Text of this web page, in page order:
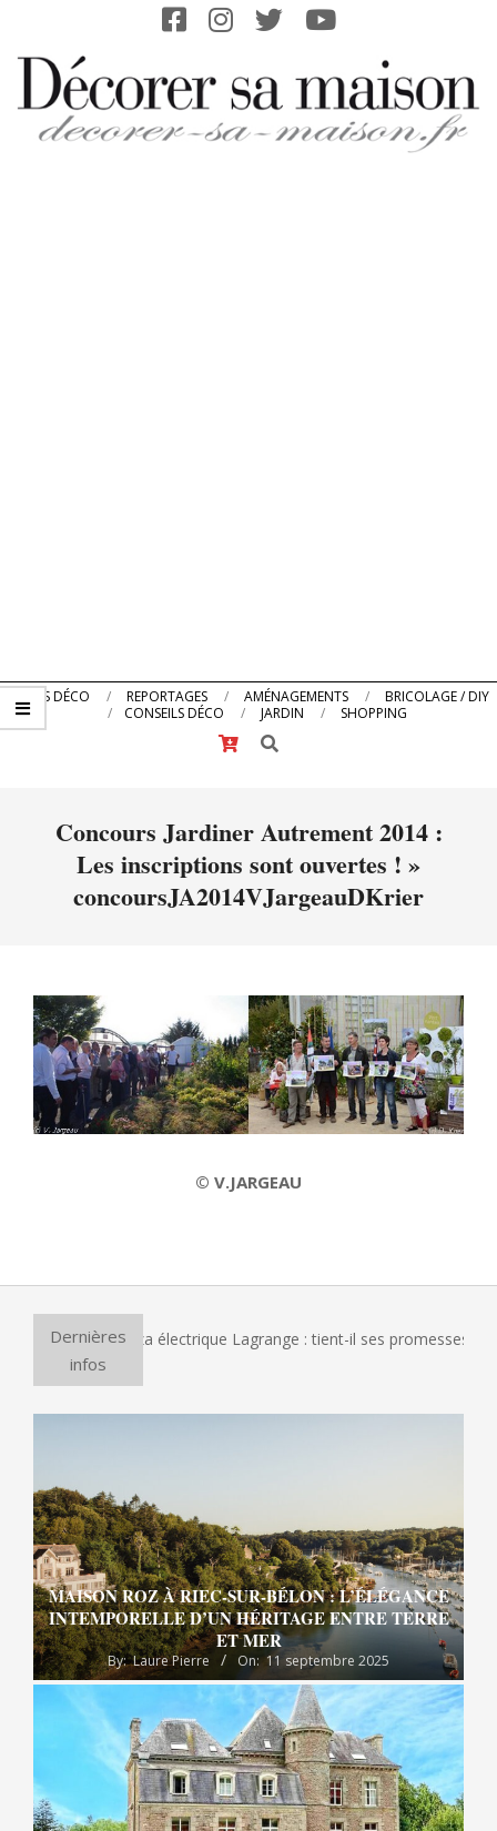
content
Primary
Navigation
ACTUS DÉCO REPORTAGES AMÉNAGEMENTS
BRICOLAGE / DIY
CONSEILS DÉCO
JARDIN
SHOPPING
Search
Concours Jardiner Autrement 2014 :
Les inscriptions sont ouvertes ! »
concoursJA2014VJargeauDKrier
© V.JARGEAU
03-
25
Dernières
infos
le four à pizza électrique Lagrange : tient-il ses promesses ?
MAISON ROZ À RIEC-SUR-BÉLON : L’ÉLÉGANCE
INTEMPORELLE D’UN HÉRITAGE ENTRE TERRE
ET MER
By: Laure Pierre On: 11 septembre 2025